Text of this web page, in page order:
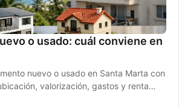
o usado: cuál conviene en
nuevo o usado en Santa Marta con
valorización, gastos y renta